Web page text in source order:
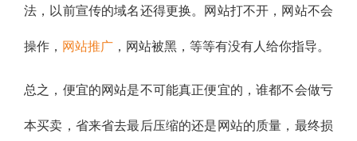
法，以前宣传的域名还得更换。网站打不开，网站不会
操作， 网站推广 ，网站被黑，等等有没有人给你指导。
总之，便宜的网站是不可能真正便宜的，谁都不会做亏
本买卖，省来省去最后压缩的还是网站的质量，最终损